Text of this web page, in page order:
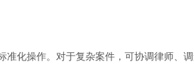
准化操作。对于复杂案件，可协调律师、